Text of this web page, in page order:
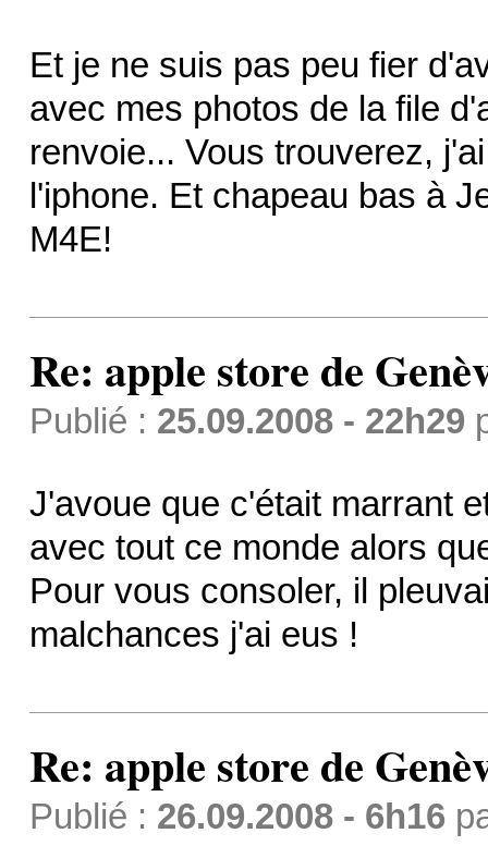
Et je ne suis pas peu fier
avec mes photos de la file
renvoie... Vous trouverez,
l'iphone. Et chapeau bas à
M4E!
Re: apple store de
Publié : 25.09.2008 - 22h29
J'avoue que c'était marrant
avec tout ce monde alors
Pour vous consoler, il
malchances j'ai eus !
Re: apple store de
Publié : 26.09.2008 - 6h16